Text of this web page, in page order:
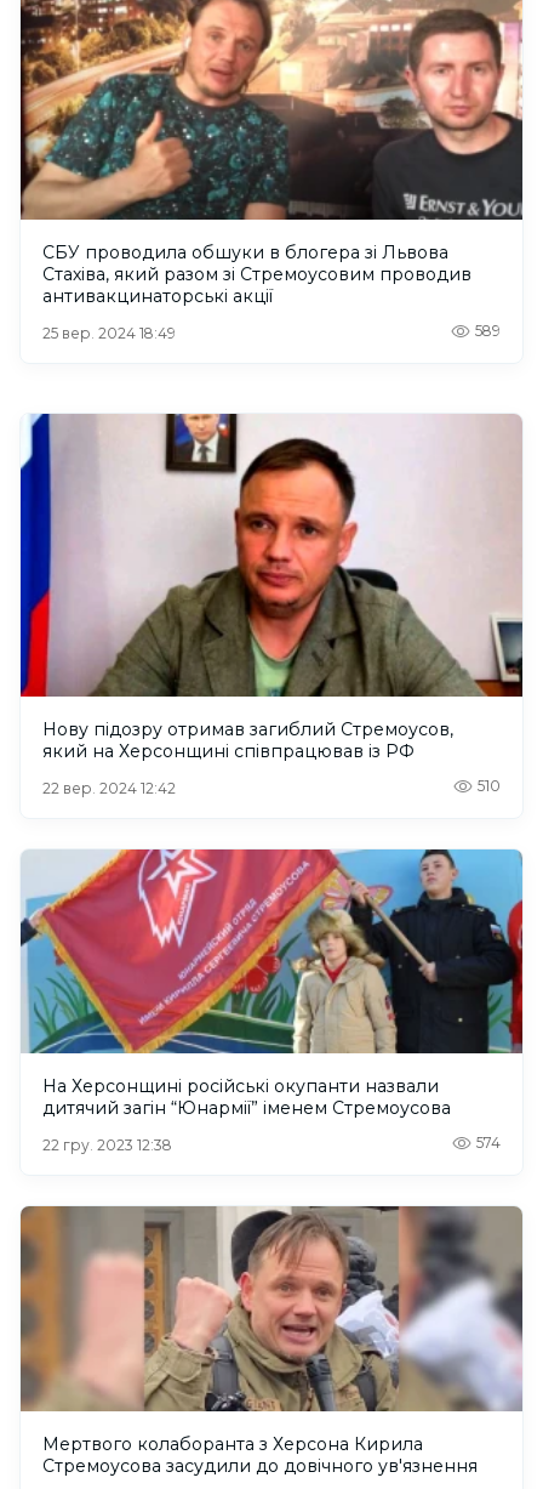
СБУ проводила обшуки в блогера зі Львова
Стахіва, який разом зі Стремоусовим проводив
антивакцинаторські акції
25 вер. 2024 18:49 589
Нову підозру отримав загиблий Стремоусов,
який на Херсонщині співпрацював із РФ
22 вер. 2024 12:42 510
На Херсонщині російські окупанти назвали
дитячий загін “Юнармії” іменем Стремоусова
22 гру. 2023 12:38 574
Мертвого колаборанта з Херсона Кирила
Стремоусова засудили до довічного ув'язнення